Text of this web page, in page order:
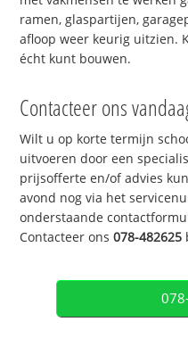
ramen, glaspartijen,
afloop weer keurig uitzien.
écht kunt bouwen.
Contacteer ons
Wilt u op korte termijn
uitvoeren door een
prijsofferte en/of advies
avond nog via het
onderstaande
Contacteer ons078-482625